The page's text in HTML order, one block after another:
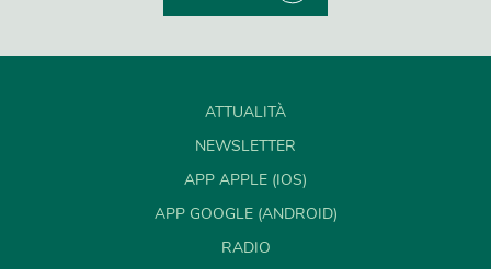
ATTUALITÀ
NEWSLETTER
APP APPLE (IOS)
APP GOOGLE (ANDROID)
RADIO